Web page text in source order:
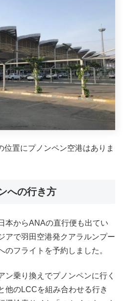
位置にプノンペン空港はありま
への行き方
本からANAの直行便も出てい
アで羽田空港発クアラルンプー
のフライトを予約しました。
ン乗り換えでプノンペンに行く
他のLCCを組み合わせる行き